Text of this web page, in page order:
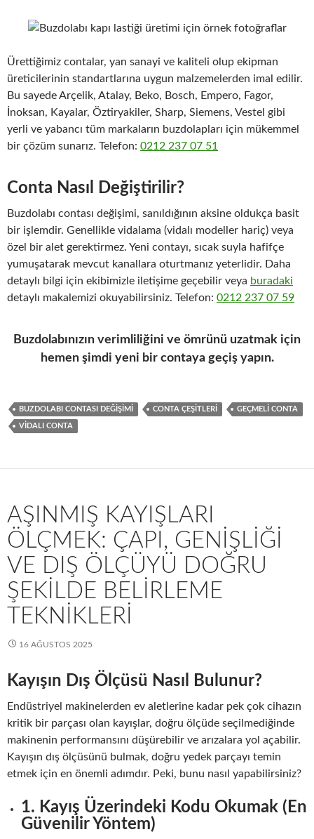
Ürettiğimiz contalar, yan sanayi ve kaliteli olup ekipman
üreticilerinin standartlarına uygun malzemelerden imal edilir.
Bu sayede Arçelik, Atalay, Beko, Bosch, Empero, Fagor,
İnoksan, Kayalar, Öztiryakiler, Sharp, Siemens, Vestel gibi
yerli ve yabancı tüm markaların buzdolapları için mükemmel
bir çözüm sunarız. Telefon: 0212 237 07 51
Conta Nasıl Değiştirilir?
Buzdolabı contası değişimi, sanıldığının aksine oldukça basit
bir işlemdir. Genellikle vidalama (vidalı modeller hariç) veya
özel bir alet gerektirmez. Yeni contayı, sıcak suyla hafifçe
yumuşatarak mevcut kanallara oturtmanız yeterlidir. Daha
detaylı bilgi için ekibimizle iletişime geçebilir veya buradaki
detaylı makalemizi okuyabilirsiniz. Telefon: 0212 237 07 59
Buzdolabınızın verimliliğini ve ömrünü uzatmak için
hemen şimdi yeni bir contaya geçiş yapın.
BUZDOLABI CONTASI DEĞIŞIMI CONTA ÇEŞITLERI GEÇMELI CONTA
VIDALI CONTA
AŞINMIŞ KAYIŞLARI
ÖLÇMEK: ÇAPI, GENIŞLIĞI
VE DIŞ ÖLÇÜYÜ DOĞRU
ŞEKILDE BELIRLEME
TEKNIKLERI
16 AĞUSTOS 2025
Kayışın Dış Ölçüsü Nasıl Bulunur?
Endüstriyel makinelerden ev aletlerine kadar pek çok cihazın
kritik bir parçası olan kayışlar, doğru ölçüde seçilmediğinde
makinenin performansını düşürebilir ve arızalara yol açabilir.
Kayışın dış ölçüsünü bulmak, doğru yedek parçayı temin
etmek için en önemli adımdır. Peki, bunu nasıl yapabilirsiniz?
1. Kayış Üzerindeki Kodu Okumak (En
Güvenilir Yöntem)